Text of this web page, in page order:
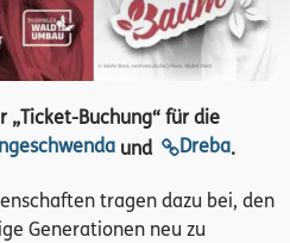
„Ticket-Buchung“ für die
und Dreba.
tragen dazu bei, den
Generationen neu zu